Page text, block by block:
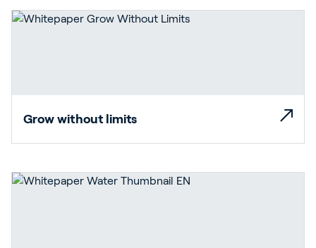
Grow without limits